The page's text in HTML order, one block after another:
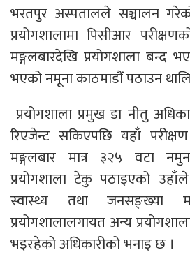
भरतपुर अस्पतालले सञ्चालन
प्रयोगशालामा पिसीआर
मङ्गलबारदेखि प्रयोगशाला बन्द
भएको नमूना काठमाडौँ पठाउन
प्रयोगशाला प्रमुख डा नीतु
रिएजेन्ट सकिएपछि यहाँ
मङ्गलबार मात्र ३२५ वटा नमुना
प्रयोगशाला टेकु पठाइएको
स्वास्थ्य तथा जनसङ्ख्या
प्रयोगशालालगायत अन्य
भइरहेको अधिकारीको भनाइ छ ।